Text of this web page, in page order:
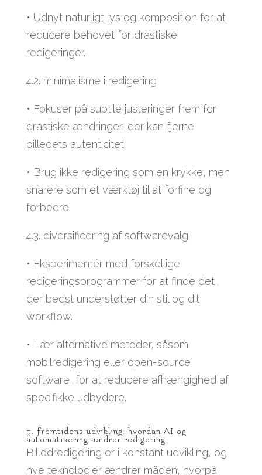
• Udnyt naturligt lys og komposition for at
reducere behovet for drastiske
redigeringer.
4.2. minimalisme i redigering
• Fokuser på subtile justeringer frem for
drastiske ændringer, der kan fjerne
billedets autenticitet.
• Brug ikke redigering som en krykke, men
snarere som et værktøj til at forfine og
forbedre.
4.3. diversificering af softwarevalg
• Eksperimentér med forskellige
redigeringsprogrammer for at finde det,
der bedst understøtter din stil og dit
workflow.
• Lær alternative metoder, såsom
mobilredigering eller open-source
software, for at reducere afhængighed af
specifikke udbydere.
5. fremtidens udvikling: hvordan AI og
automatisering ændrer redigering
Billedredigering er i konstant udvikling, og
nye teknologier ændrer måden, hvorpå